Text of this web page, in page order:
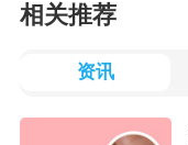
相关推荐
资讯